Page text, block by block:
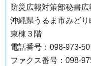
防災広報対策部秘書広
沖縄県うるま市みど
東棟３階
電話番号：098-973-
ファクス番号：098-